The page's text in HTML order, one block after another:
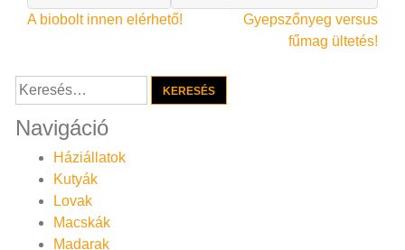
Bejegyzés
A biobolt innen elérhető!
Gyepszőnyeg versus
fűmag ültetés!
Keresés:
Navigáció
Háziállatok
Kutyák
Lovak
Macskák
Madarak